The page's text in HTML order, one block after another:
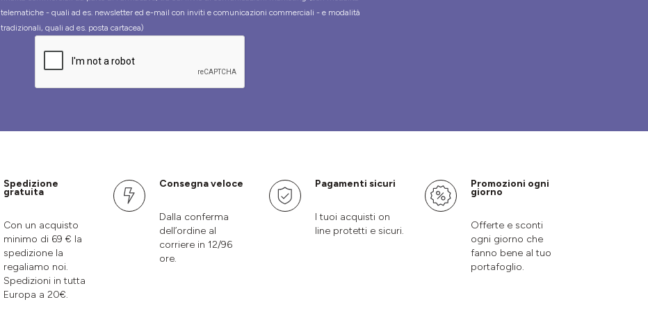
telematiche - quali ad es. newsletter ed e-mail con inviti e comunicazioni commerciali - e modalità
tradizionali, quali ad es. posta cartacea)
Spedizione
gratuita
Con un acquisto
minimo di 69 € la
spedizione la
regaliamo noi.
Spedizioni in tutta
Europa a 20€.
Consegna veloce
Dalla conferma
dell’ordine al
corriere in 12/96
ore.
Pagamenti sicuri
I tuoi acquisti on
line protetti e sicuri.
Promozioni ogni
giorno
Offerte e sconti
ogni giorno che
fanno bene al tuo
portafoglio.